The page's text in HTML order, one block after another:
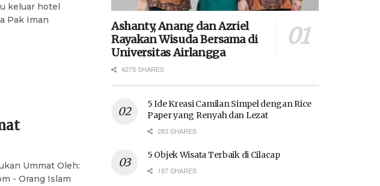
keluar hotel
Pak Iman
Ummat Oleh:
- Orang Islam
Ashanty, Anang dan Azriel
Rayakan Wisuda Bersama di
Universitas Airlangga
4275 SHARES
5 Ide Kreasi Camilan Simpel dengan Rice
Paper yang Renyah dan Lezat
283 SHARES
5 Objek Wisata Terbaik di Cilacap
187 SHARES